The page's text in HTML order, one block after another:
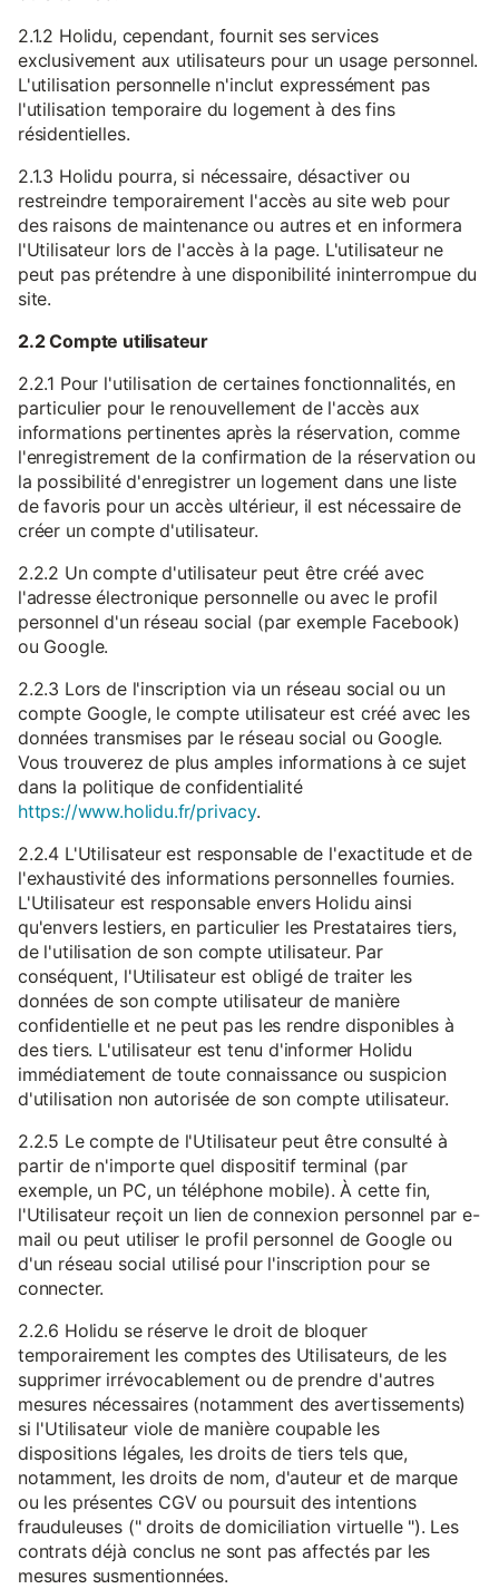
2.1.2 Holidu, cependant, fournit ses services
exclusivement aux utilisateurs pour un usage personnel.
L'utilisation personnelle n'inclut expressément pas
l'utilisation temporaire du logement à des fins
résidentielles.
2.1.3 Holidu pourra, si nécessaire, désactiver ou
restreindre temporairement l'accès au site web pour
des raisons de maintenance ou autres et en informera
l'Utilisateur lors de l'accès à la page. L'utilisateur ne
peut pas prétendre à une disponibilité ininterrompue du
site.
2.2 Compte utilisateur
2.2.1 Pour l'utilisation de certaines fonctionnalités, en
particulier pour le renouvellement de l'accès aux
informations pertinentes après la réservation, comme
l'enregistrement de la confirmation de la réservation ou
la possibilité d'enregistrer un logement dans une liste
de favoris pour un accès ultérieur, il est nécessaire de
créer un compte d'utilisateur.
2.2.2 Un compte d'utilisateur peut être créé avec
l'adresse électronique personnelle ou avec le profil
personnel d'un réseau social (par exemple Facebook)
ou Google.
2.2.3 Lors de l'inscription via un réseau social ou un
compte Google, le compte utilisateur est créé avec les
données transmises par le réseau social ou Google.
Vous trouverez de plus amples informations à ce sujet
dans la politique de confidentialité
https://www.holidu.fr/privacy.
2.2.4 L'Utilisateur est responsable de l'exactitude et de
l'exhaustivité des informations personnelles fournies.
L'Utilisateur est responsable envers Holidu ainsi
qu'envers lestiers, en particulier les Prestataires tiers,
de l'utilisation de son compte utilisateur. Par
conséquent, l'Utilisateur est obligé de traiter les
données de son compte utilisateur de manière
confidentielle et ne peut pas les rendre disponibles à
des tiers. L'utilisateur est tenu d'informer Holidu
immédiatement de toute connaissance ou suspicion
d'utilisation non autorisée de son compte utilisateur.
2.2.5 Le compte de l'Utilisateur peut être consulté à
partir de n'importe quel dispositif terminal (par
exemple, un PC, un téléphone mobile). À cette fin,
l'Utilisateur reçoit un lien de connexion personnel par e-
mail ou peut utiliser le profil personnel de Google ou
d'un réseau social utilisé pour l'inscription pour se
connecter.
2.2.6 Holidu se réserve le droit de bloquer
temporairement les comptes des Utilisateurs, de les
supprimer irrévocablement ou de prendre d'autres
mesures nécessaires (notamment des avertissements)
si l'Utilisateur viole de manière coupable les
dispositions légales, les droits de tiers tels que,
notamment, les droits de nom, d'auteur et de marque
ou les présentes CGV ou poursuit des intentions
frauduleuses (" droits de domiciliation virtuelle "). Les
contrats déjà conclus ne sont pas affectés par les
mesures susmentionnées.